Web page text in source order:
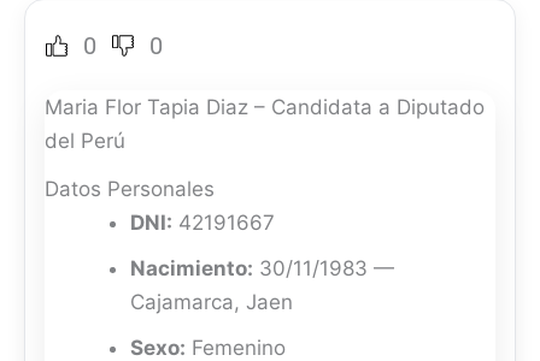
0 0
Maria Flor Tapia Diaz – Candidata a Diputado
del Perú
Datos Personales
DNI: 42191667
Nacimiento: 30/11/1983 —
Cajamarca, Jaen
Sexo: Femenino